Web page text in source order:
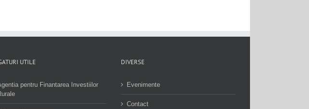
UTILE
pentru Finantarea Investiilor
DIVERSE
Evenimente
Contact